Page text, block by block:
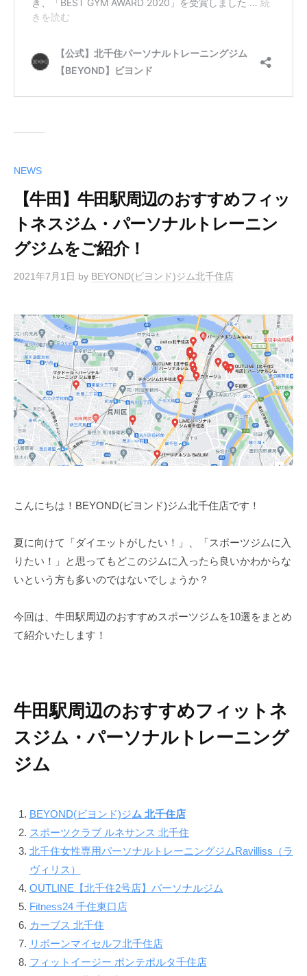
NEWS
【牛田】牛田駅周辺のおすすめフィッ
トネスジム・パーソナルトレーニン
グジムをご紹介！
2021年7月1日 by BEYOND(ビヨンド)ジム北千住店
こんにちは！BEYOND(ビヨンド)ジム北千住店です！
夏に向けて「ダイエットがしたい！」、「スポーツジムに入
りたい！」と思ってもどこのジムに入ったら良いかわからな
いという方も多いのではないでしょうか？
今回は、牛田駅周辺のおすすめスポーツジムを10選をまとめ
て紹介いたします！
牛田駅周辺のおすすめフィットネ
スジム・パーソナルトレーニング
ジム
BEYOND(ビヨンド)ジム 北千住店
スポーツクラブ ルネサンス 北千住
北千住女性専用パーソナルトレーニングジムRavilliss（ラ
ヴィリス）
OUTLINE【北千住2号店】パーソナルジム
Fitness24 千住東口店
カーブス 北千住
リボーンマイセルフ北千住店
フィットイージー ポンテポルタ千住店